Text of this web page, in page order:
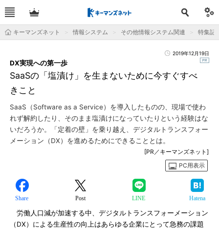
キーマンズネット 情報システム その他情報システム関連 特集記
2019年12月19日
SaaSの「塩漬け」を生まないために今すぐすべ
きこと
DX実現への第一歩
SaaS（Software as a Service）を導入したものの、現場で使わ
れず解約したり、そのまま塩漬けになっていたりという経験はな
いだろうか。「定着の壁」を乗り越え、デジタルトランスフォー
メーション（DX）を進めるためにできることとは。
[PR／キーマンズネット]
PC用表示
Share Post LINE Hatena
労働人口減が加速する中、デジタルトランスフォーメーション
（DX）による生産性の向上はあらゆる企業にとって急務の課題